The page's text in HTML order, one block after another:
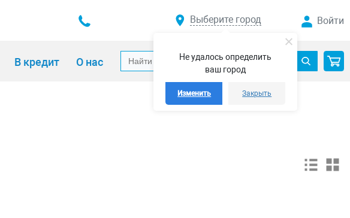
Не удалось определить
ваш город
Изменить Закрыть
Выберите город Войти
В кредит О нас